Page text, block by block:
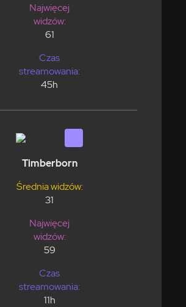
Najwięcej
widzów:
61
Czas
streamowania:
45h
Timberborn
Średnia widzów:
31
Najwięcej
widzów:
59
Czas
streamowania:
11h